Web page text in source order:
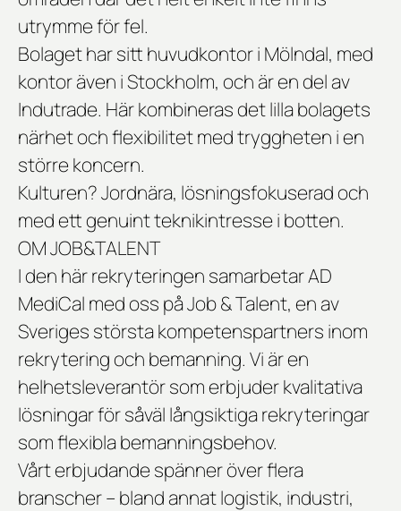
utrymme för fel.
Bolaget har sitt huvudkontor i Mölndal, med
kontor även i Stockholm, och är en del av
Indutrade. Här kombineras det lilla bolagets
närhet och flexibilitet med tryggheten i en
större koncern.
Kulturen? Jordnära, lösningsfokuserad och
med ett genuint teknikintresse i botten.
OM JOB&TALENT
I den här rekryteringen samarbetar AD
MediCal med oss påJob & Talent, en av
Sveriges största kompetenspartners inom
rekrytering och bemanning. Vi är en
helhetsleverantör som erbjuder kvalitativa
lösningar för såväl långsiktiga rekryteringar
som flexibla bemanningsbehov.
Vårt erbjudande spänner över flera
branscher – bland annat logistik, industri,